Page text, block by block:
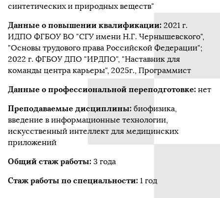
синтетических и природных веществ"
Данные о повышении квалификации: 2021 г.
ИДПО ФГБОУ ВО "СГУ имени Н.Г. Чернышевского",
"Основы трудового права Российской Федерации";
2022 г. ФГБОУ ДПО "ИРДПО", "Наставник для
команды центра карьеры", 2025г., Программист
Данные о профессиональной переподготовке: нет
Преподаваемые дисциплины: биофизика,
введение в информационные технологии,
искусственный интеллект для медицинских
приложений
Общий стаж работы: 3 года
Стаж работы по специальности: 1 год